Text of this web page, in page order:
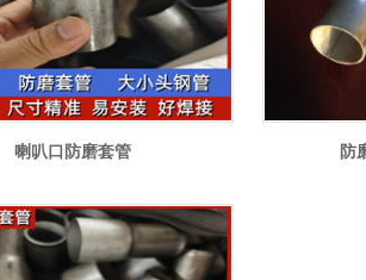
喇叭口防磨套管 防